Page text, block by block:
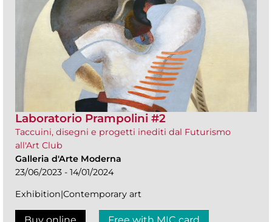
Laboratorio Prampolini #2
Taccuini, disegni e progetti inediti dal Futurismo
all'Art Club
Galleria d'Arte Moderna
23/06/2023 - 14/01/2024
Exhibition|Contemporary art